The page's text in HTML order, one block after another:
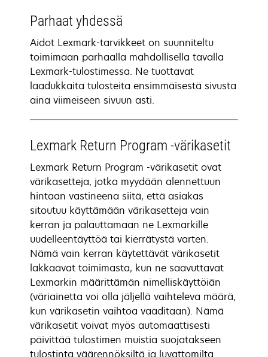
Parhaat yhdessä
Aidot Lexmark-tarvikkeet on suunniteltu
toimimaan parhaalla mahdollisella tavalla
Lexmark-tulostimessa. Ne tuottavat
laadukkaita tulosteita ensimmäisestä sivusta
aina viimeiseen sivuun asti.
Lexmark Return Program -värikasetit
Lexmark Return Program -värikasetit ovat
värikasetteja, jotka myydään alennettuun
hintaan vastineena siitä, että asiakas
sitoutuu käyttämään värikasetteja vain
kerran ja palauttamaan ne Lexmarkille
uudelleentäyttöä tai kierrätystä varten.
Nämä vain kerran käytettävät värikasetit
lakkaavat toimimasta, kun ne saavuttavat
Lexmarkin määrittämän nimelliskäyttöiän
(väriainetta voi olla jäljellä vaihteleva määrä,
kun värikasetin vaihtoa vaaditaan). Nämä
värikasetit voivat myös automaattisesti
päivittää tulostimen muistia suojatakseen
tulostinta väärennöksiltä ja luvattomilta